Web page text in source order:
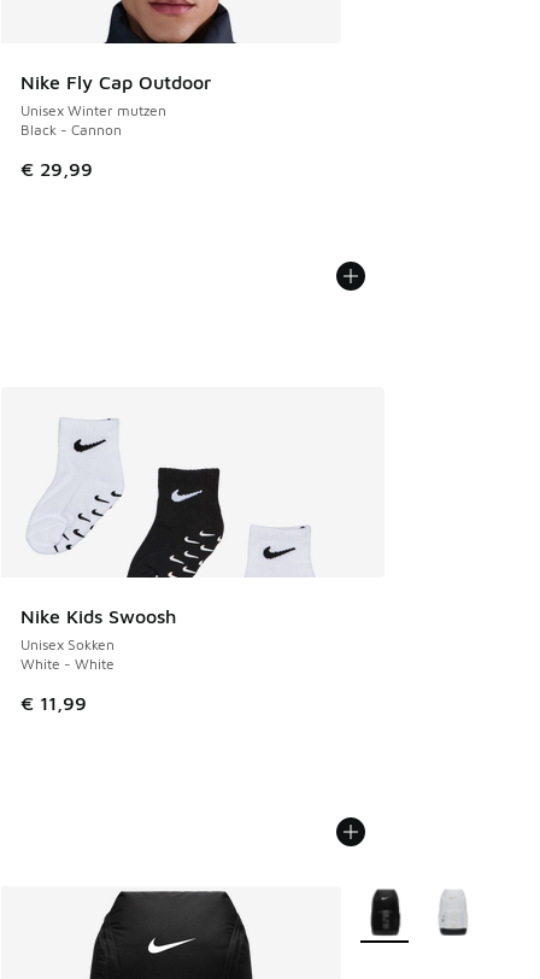
Nike Fly Cap Outdoor
Unisex Winter mutzen
Black - Cannon
€ 29,99
Nike Kids Swoosh
Unisex Sokken
White - White
€ 11,99
Meer kleuren